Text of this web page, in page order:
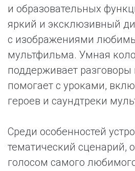
и образовательных
яркий и эксклюзивный
с изображениями
мультфильма. Умная
поддерживает
помогает с уроками,
героев и саундтреки
Среди особенностей
тематический сценарий,
голосом самого